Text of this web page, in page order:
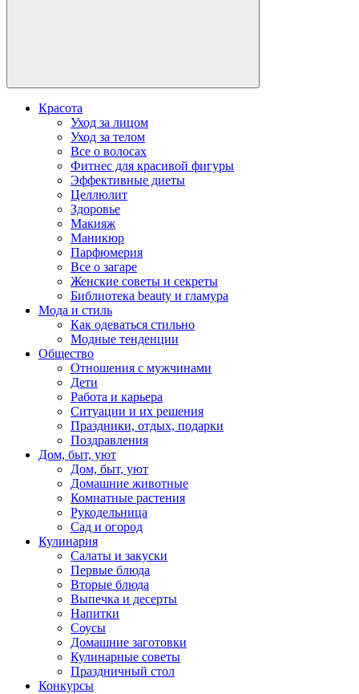
Красота
Уход за лицом
Уход за телом
Все о волосах
Фитнес для красивой фигуры
Эффективные диеты
Целлюлит
Здоровье
Макияж
Маникюр
Парфюмерия
Все о загаре
Женские советы и секреты
Библиотека beauty и гламура
Мода и стиль
Как одеваться стильно
Модные тенденции
Общество
Отношения с мужчинами
Дети
Работа и карьера
Ситуации и их решения
Праздники, отдых, подарки
Поздравления
Дом, быт, уют
Дом, быт, уют
Домашние животные
Комнатные растения
Рукодельница
Сад и огород
Кулинария
Салаты и закуски
Первые блюда
Вторые блюда
Выпечка и десерты
Напитки
Соусы
Домашние заготовки
Кулинарные советы
Праздничный стол
Конкурсы